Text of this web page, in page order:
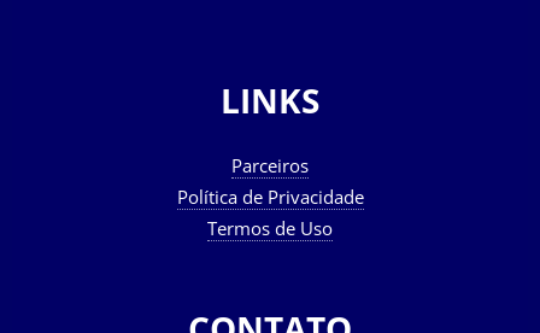
LINKS
Parceiros
Política de Privacidade
Termos de Uso